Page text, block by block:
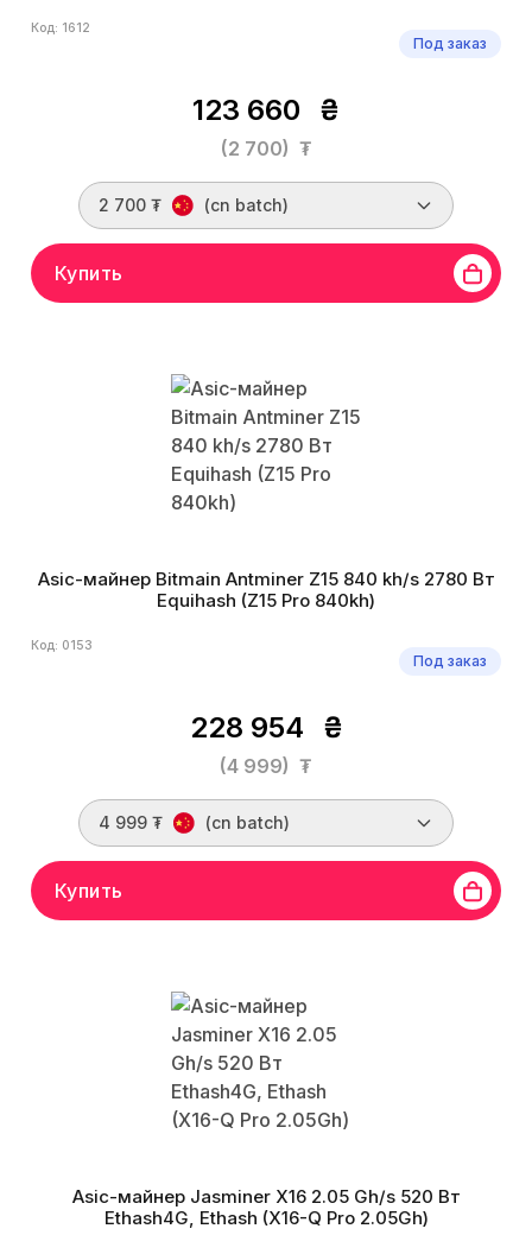
Код: 1612
Под заказ
123 660 ₴
(2 700) ₮
2 700 ₮ (cn batch)
Купить
Asic-майнер Bitmain Antminer Z15 840 kh/s 2780 Вт
Equihash (Z15 Pro 840kh)
Код: 0153
Под заказ
228 954 ₴
(4 999) ₮
4 999 ₮ (cn batch)
Купить
Asic-майнер Jasminer X16 2.05 Gh/s 520 Вт
Ethash4G, Ethash (X16-Q Pro 2.05Gh)